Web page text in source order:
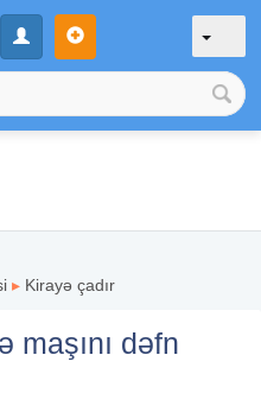
▸ Kirayə çadır
maşını dəfn